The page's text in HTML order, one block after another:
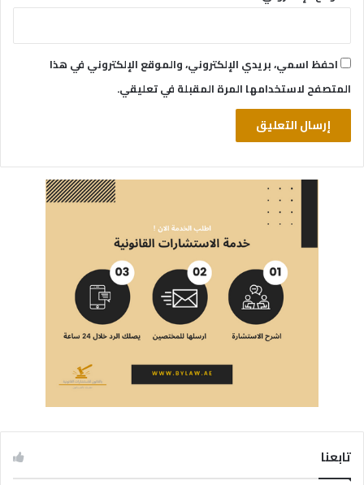
احفظ اسمي، بريدي الإلكتروني، والموقع الإلكتروني في هذا
المتصفح لاستخدامها المرة المقبلة في تعليقي.
تابعنا